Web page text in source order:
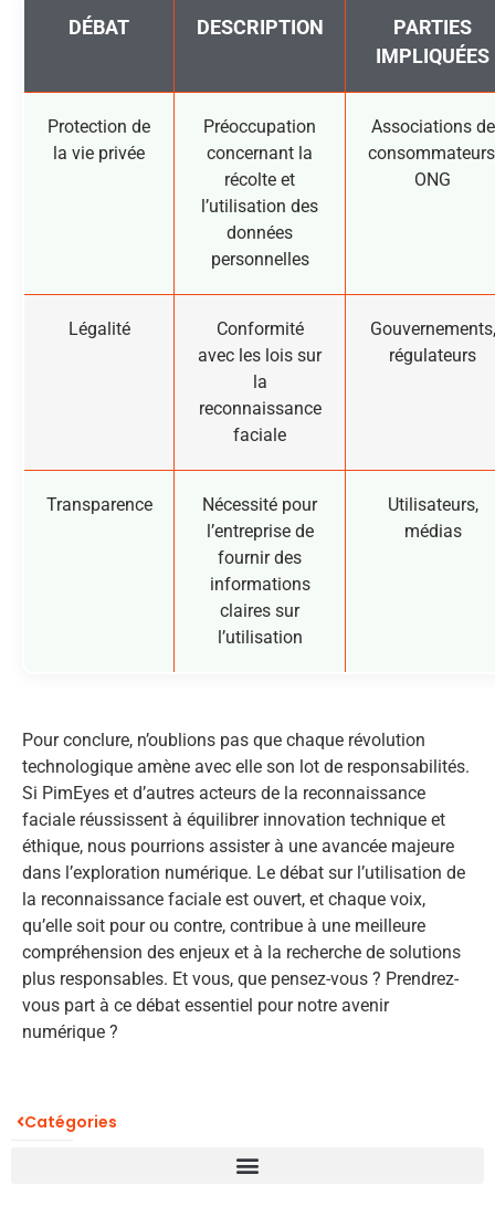
DÉBAT DESCRIPTION
PARTIES
IMPLIQUÉES
Protection de
la vie privée
Préoccupation
concernant la
récolte et
l’utilisation des
données
personnelles
Associations de
ONG
Légalité
Conformité
avec les lois sur
la
reconnaissance
faciale
Gouvernements,
régulateurs
Transparence
Nécessité pour
l’entreprise de
fournir des
informations
claires sur
l’utilisation
Utilisateurs,
médias
Pour conclure, n’oublions pas que chaque révolution
technologique amène avec elle son lot de responsabilités.
Si PimEyes et d’autres acteurs de la reconnaissance
faciale réussissent à équilibrer innovation technique et
éthique, nous pourrions assister à une avancée majeure
dans l’exploration numérique. Le débat sur l’utilisation de
la reconnaissance faciale est ouvert, et chaque voix,
qu’elle soit pour ou contre, contribue à une meilleure
compréhension des enjeux et à la recherche de solutions
plus responsables. Et vous, que pensez-vous ? Prendrez-
vous part à ce débat essentiel pour notre avenir
numérique ?
Catégories